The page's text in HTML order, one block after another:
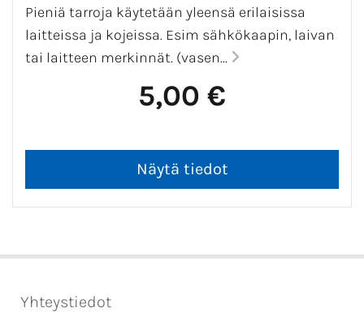
Pieniä tarroja käytetään yleensä erilaisissa
laitteissa ja kojeissa. Esim sähkökaapin, laivan
tai laitteen merkinnät. (vasen...
5,00 €
Yhteystiedot